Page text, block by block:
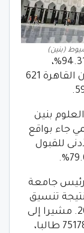
(بنين)
وكلية صيدلة بنين القاهرة 613 بنسبة 94.31%،
وصيدلة بنات القاهرة 617، طب الأسنان القاهرة 621
بنين
العلمي جاء بواقع
الحد الأدنى للقبول
رئيس جامعة
تنسيق
القبول بكليات جامعة الأزهر للعام 2021. مشيرا إلى
أن إجمالي عدد الناجحين بالثانوية بلغ 75178 طالبا،